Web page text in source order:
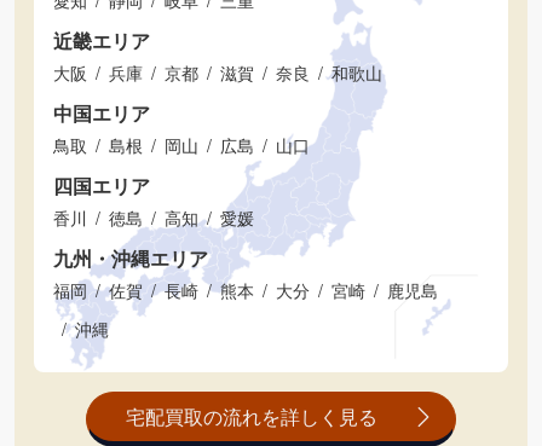
近畿エリア
大阪 兵庫 京都 滋賀 奈良 和歌山
中国エリア
鳥取 島根 岡山 広島 山口
四国エリア
香川 徳島 高知 愛媛
九州・沖縄エリア
福岡 佐賀 長崎 熊本 大分 宮崎
鹿児島
沖縄
宅配買取の流れを詳しく見る